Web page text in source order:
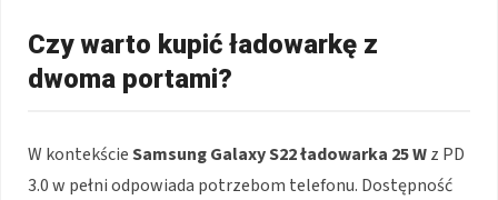
Czy warto kupić ładowarkę z
dwoma portami?
W kontekścieSamsung Galaxy S22ładowarka 25 Wz PD
3.0 w pełni odpowiada potrzebom telefonu. Dostępność